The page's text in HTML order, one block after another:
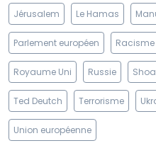
Jérusalem Le Hamas
Parlement européen Racisme
Royaume Uni Russie
Ted Deutch Terrorisme
Union européenne